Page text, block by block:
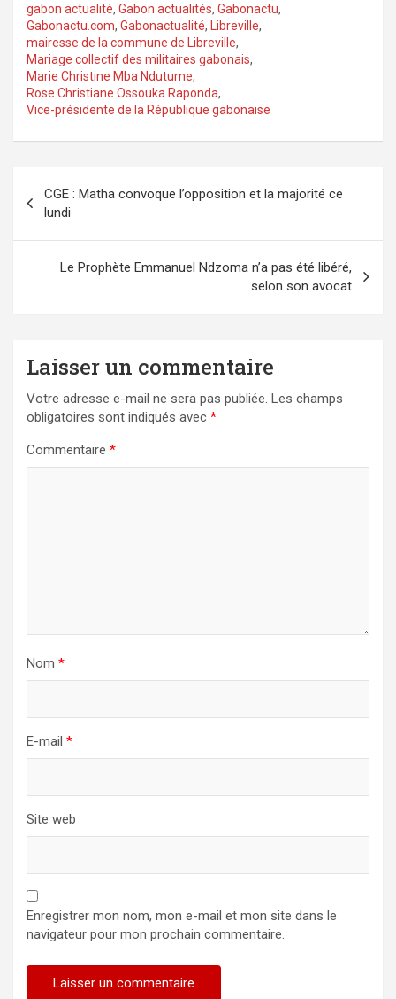
gabon actualité, Gabon actualités, Gabonactu,
Gabonactu.com, Gabonactualité, Libreville,
mairesse de la commune de Libreville,
Mariage collectif des militaires gabonais,
Marie Christine Mba Ndutume,
Rose Christiane Ossouka Raponda,
Vice-présidente de la République gabonaise
de
l’article
CGE : Matha convoque l’opposition et la majorité ce
lundi
Le Prophète Emmanuel Ndzoma n’a pas été libéré,
selon son avocat
Laisser un commentaire
Votre adresse e-mail ne sera pas publiée. Les champs
obligatoires sont indiqués avec *
Commentaire *
Nom *
E-mail *
Site web
Enregistrer mon nom, mon e-mail et mon site dans le
navigateur pour mon prochain commentaire.